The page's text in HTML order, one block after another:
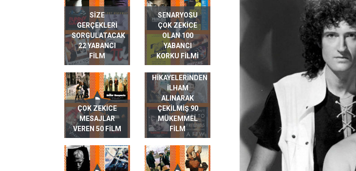
SIZE
GERÇEKLERI
SORGULATACAK
22 YABANCI
FILM
SENARYOSU
ÇOK ZEKICE
OLAN 100
YABANCI
KORKU FILMI
ÇOK ZEKICE
MESAJLAR
VEREN 50 FILM
GERÇEK HAYAT
HIKAYELERINDEN
ILHAM
ALINARAK
ÇEKILMIŞ 90
MÜKEMMEL
FILM